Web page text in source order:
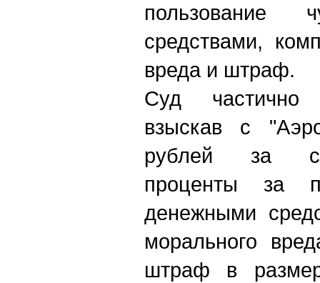
пользование
средствами,
вреда и штраф.
Суд частично
взыскав с
рублей за
проценты за
денежными
морального
штраф в